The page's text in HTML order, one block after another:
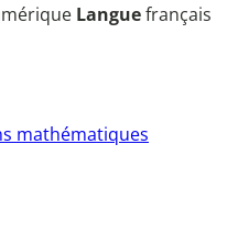
Languefrançais
mathématiques